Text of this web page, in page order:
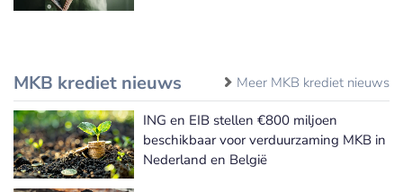
MKB krediet nieuws Meer MKB krediet nieuws
ING en EIB stellen €800 miljoen
beschikbaar voor verduurzaming MKB in
Nederland en België